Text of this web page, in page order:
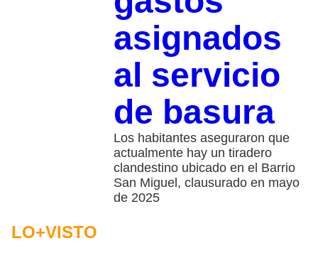
asignados
al servicio
de basura
Los habitantes aseguraron que
actualmente hay un tiradero
clandestino ubicado en el Barrio
San Miguel, clausurado en mayo
de 2025
LO+VISTO